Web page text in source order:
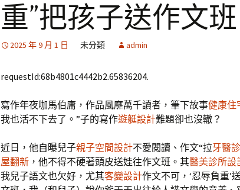
重”把孩子送作文班
2025 年 9 月 1 日 未分類 admin
requestId:68b4801c4442b2.65836204.
寫作年夜咖馬伯庸，作品風靡萬千讀者，筆下故事健康住
我也活不下去了。”子的寫作遊艇設計難題卻也沒轍？
近日，他自曝兒子親子空間設計不愛閱讀、作文“拉牙醫
屋翻新 ，他不得不硬著頭皮送娃往作文班。其醫美診所設
我兒子語文也欠好，尤其客變設計作文不可，‘忍辱負重’